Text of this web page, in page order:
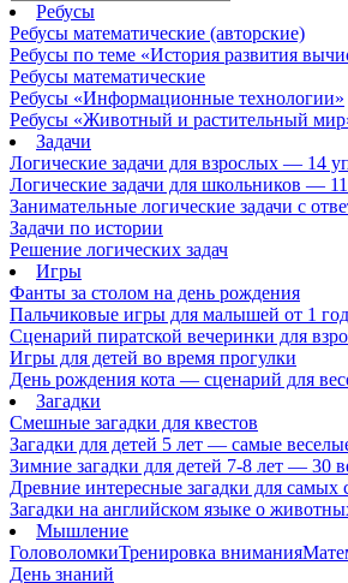
Ребусы
Ребусы математические (авторские)
Ребусы по теме «История развития
Ребусы математические
Ребусы «Информационные технологии»
Ребусы «Животный и растительный
Задачи
Логические задачи для взрослых — 14
Логические задачи для школьников —
Занимательные логические задачи с
Задачи по истории
Решение логических задач
Игры
Фанты за столом на день рождения
Пальчиковые игры для малышей от 1
Сценарий пиратской вечеринки для
Игры для детей во время прогулки
День рождения кота — сценарий для
Загадки
Смешные загадки для квестов
Загадки для детей 5 лет — самые
Зимние загадки для детей 7-8 лет — 30
Древние интересные загадки для самых
Загадки на английском языке о
Мышление
ГоловоломкиТренировка внимания
День знаний